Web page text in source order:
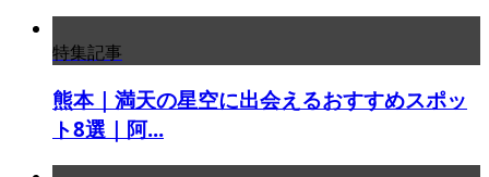
特集記事
熊本｜満天の星空に出会えるおすすめスポッ
ト8選｜阿...